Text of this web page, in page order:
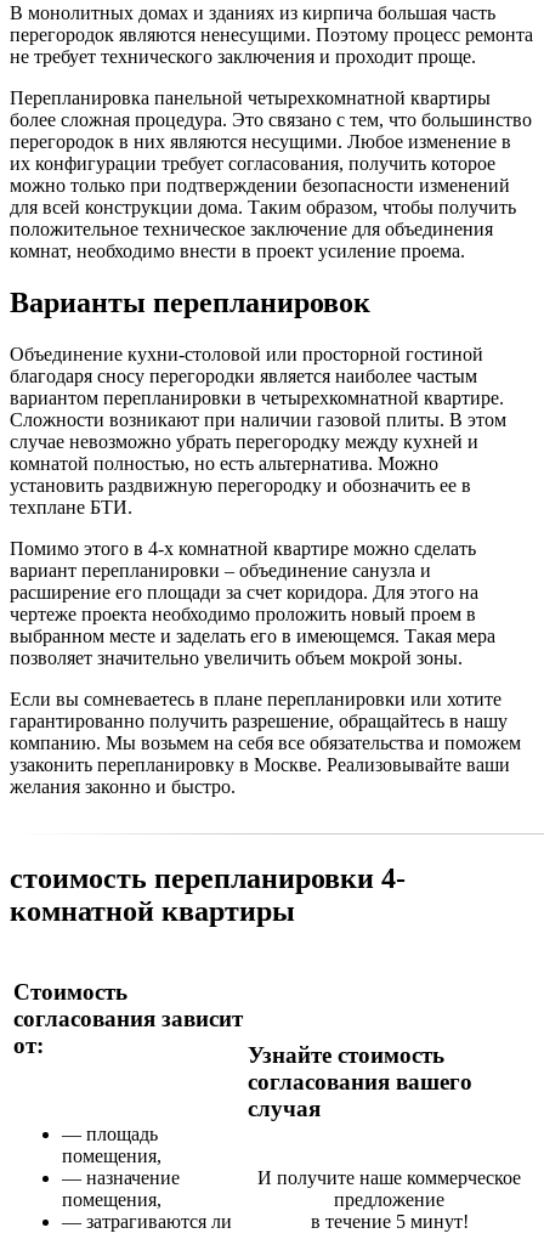
В монолитных домах и зданиях из кирпича большая часть
перегородок являются ненесущими. Поэтому процесс ремонта
не требует технического заключения и проходит проще.
Перепланировка панельной четырехкомнатной квартиры
более сложная процедура. Это связано с тем, что большинство
перегородок в них являются несущими. Любое изменение в
их конфигурации требует согласования, получить которое
можно только при подтверждении безопасности изменений
для всей конструкции дома. Таким образом, чтобы получить
положительное техническое заключение для объединения
комнат, необходимо внести в проект усиление проема.
Варианты перепланировок
Объединение кухни-столовой или просторной гостиной
благодаря сносу перегородки является наиболее частым
вариантом перепланировки в четырехкомнатной квартире.
Сложности возникают при наличии газовой плиты. В этом
случае невозможно убрать перегородку между кухней и
комнатой полностью, но есть альтернатива. Можно
установить раздвижную перегородку и обозначить ее в
техплане БТИ.
Помимо этого в 4-х комнатной квартире можно сделать
вариант перепланировки – объединение санузла и
расширение его площади за счет коридора. Для этого на
чертеже проекта необходимо проложить новый проем в
выбранном месте и заделать его в имеющемся. Такая мера
позволяет значительно увеличить объем мокрой зоны.
Если вы сомневаетесь в плане перепланировки или хотите
гарантированно получить разрешение, обращайтесь в нашу
компанию. Мы возьмем на себя все обязательства и поможем
узаконить перепланировку в Москве. Реализовывайте ваши
желания законно и быстро.
стоимость перепланировки 4-
комнатной квартиры
Стоимость
согласования зависит
от:
— площадь
помещения,
— назначение
помещения,
— затрагиваются ли
Узнайте стоимость
согласования вашего
случая
И получите наше коммерческое
предложение
в течение 5 минут!